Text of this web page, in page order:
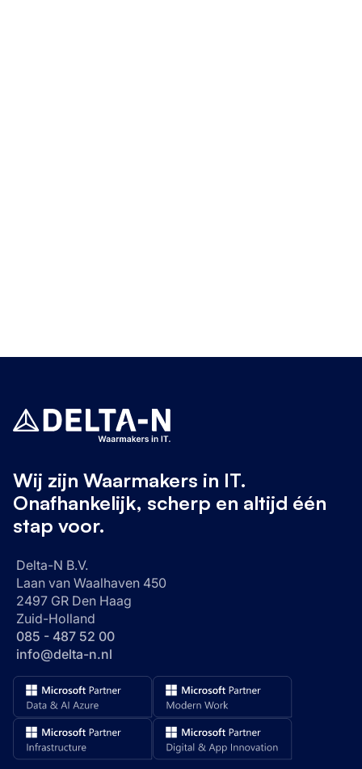
Wij zijn Waarmakers in IT.
Onafhankelijk, scherp en altijd één
stap voor.
Delta-N B.V.
Laan van Waalhaven 450
2497 GR Den Haag
Zuid-Holland
085 - 487 52 00
info@delta-n.nl